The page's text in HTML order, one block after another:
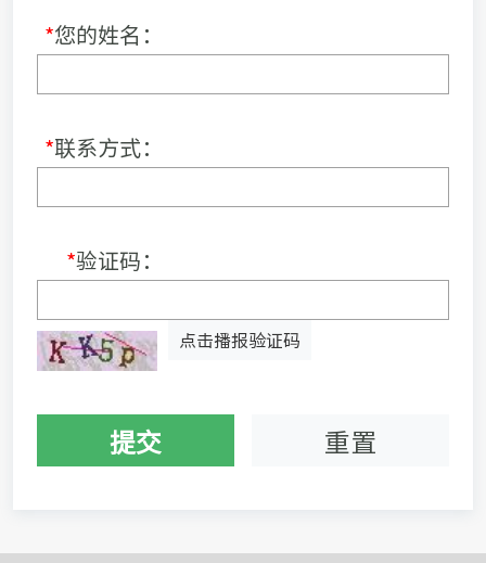
*您的姓名：
*联系方式：
*验证码：
点击播报验证码
提交 重置